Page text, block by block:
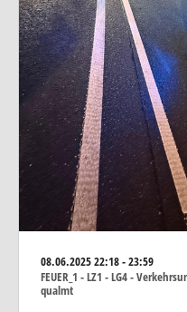
08.06.202522:18 - 23:59
FEUER_1 - LZ1 - LG4 -
qualmt